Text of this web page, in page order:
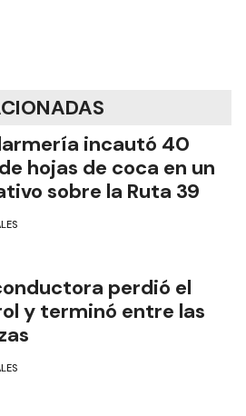
incautó 40
hojas de coca en un
sobre la Ruta 39
perdió el
y terminó entre las